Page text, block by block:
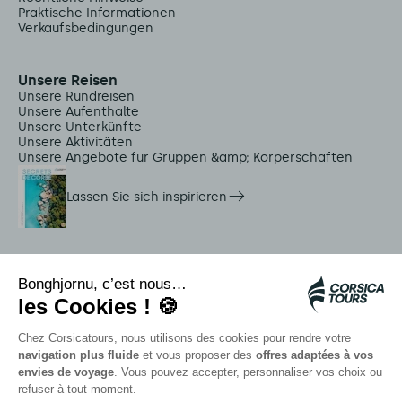
Praktische Informationen
Verkaufsbedingungen
Unsere Reisen
Unsere Rundreisen
Unsere Aufenthalte
Unsere Unterkünfte
Unsere Aktivitäten
Unsere Angebote für Gruppen &amp; Körperschaften
Lassen Sie sich inspirieren
Citadina Shuttles
Quallenalarm
Autocars rapides bleus
Kontaktieren Sie unsere Berater